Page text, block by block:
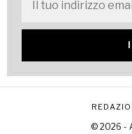
© 2026 -